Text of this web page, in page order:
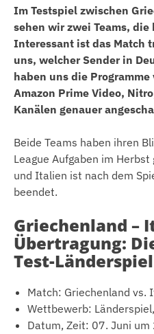
Im Testspiel zwischen
sehen wir zwei Teams,
Interessant ist das Match
uns, welcher Sender in
haben uns die
Amazon Prime Video,
Kanälen genauer
Beide Teams haben ihren
League Aufgaben im
und Italien ist nach dem
beendet.
Griechenland –
Übertragung:
Test-
Match: Griechenland vs.
Wettbewerb:
Datum, Zeit: 07. Juni